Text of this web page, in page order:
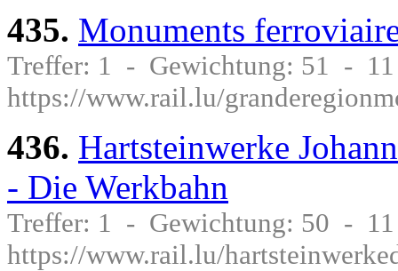
435. Monuments
Treffer: 1 - Gewichtung: 51 -
https://www.rail.lu/
436. Hartsteinwerke
- Die Werkbahn
Treffer: 1 - Gewichtung: 50 -
https://www.rail.lu/